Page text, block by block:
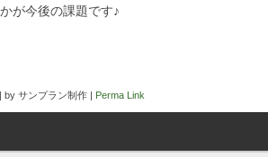
が今後の課題です♪
by サンプラン制作 Perma Link